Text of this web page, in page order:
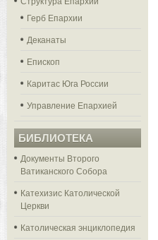
Герб Епархии
Деканаты
Епископ
Каритас Юга России
Управление Епархией
БИБЛИОТЕКА
Документы Второго
Ватиканского Собора
Катехизис Католической
Церкви
Католическая энциклопедия